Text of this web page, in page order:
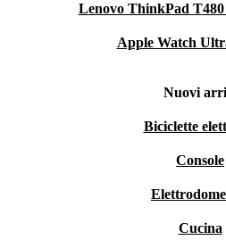
Lenovo ThinkPad
Apple Watch
Nuovi
Biciclette
Console
Cucina